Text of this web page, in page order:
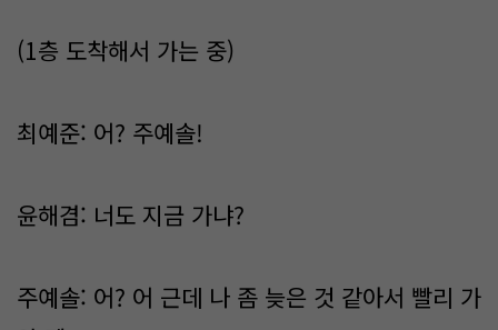
(1층 도착해서 가는 중)
최예준: 어? 주예솔!
윤해겸: 너도 지금 가냐?
주예솔: 어? 어 근데 나 좀 늦은 것 같아서 빨리 가